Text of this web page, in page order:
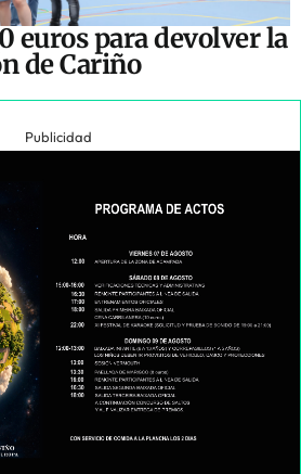
euros para devolver la
de Cariño
Publicidad